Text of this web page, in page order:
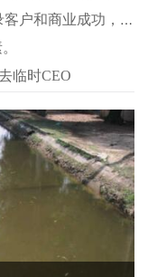
Coupa继续在2015年第1季度实现记录客户和商业成功，储蓄 - AS-Service平台
临时CEO
用程序一直在等待
”经济意义的意义
们分开